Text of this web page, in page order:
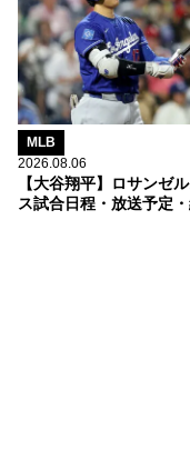
MLB
2026.08.06
【大谷翔平】ロサンゼ
ス試合日程・放送予定